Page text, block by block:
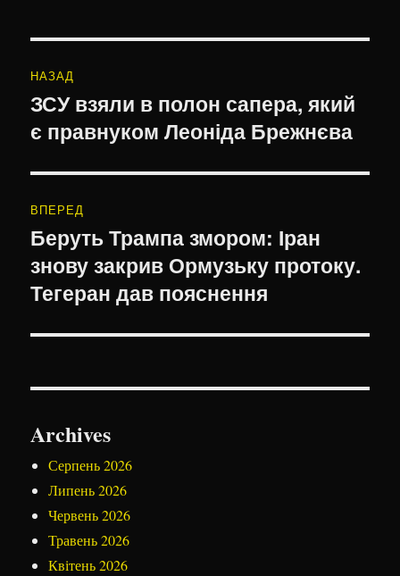
записів
НАЗАД
Попередній
запис:
ЗСУ взяли в полон сапера, який
є правнуком Леоніда Брежнєва
ВПЕРЕД
Наступний
запис:
Беруть Трампа змором: Іран
знову закрив Ормузьку протоку.
Тегеран дав пояснення
Archives
Серпень 2026
Липень 2026
Червень 2026
Травень 2026
Квітень 2026